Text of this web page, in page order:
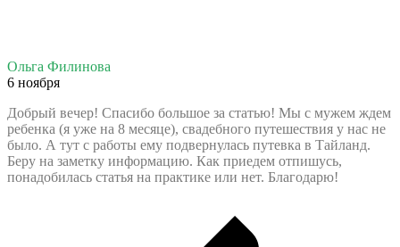
Ольга Филинова
6 ноября
Добрый вечер! Спасибо большое за статью! Мы с мужем ждем
ребенка (я уже на 8 месяце), свадебного путешествия у нас не
было. А тут с работы ему подвернулась путевка в Тайланд.
Беру на заметку информацию. Как приедем отпишусь,
понадобилась статья на практике или нет. Благодарю!